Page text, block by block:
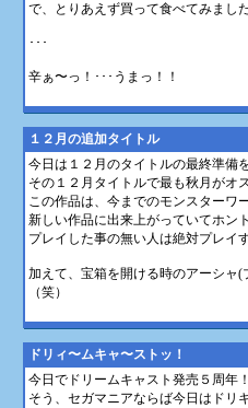
で、とりあえず買って食べてみまし
･･･
辛ぁ〜っ！･･･うまっ！！
１２月の追加タイトル
今日は１２月のタイトルの最終準備
その１２月タイトルで最も秋月がオ
この作品は、今までのモンスターワ
新しい作品に出来上がっていてホン
プレイした事の無い人は絶対プレイ
加えて、宝箱を開ける時のアーシャ
（笑）
ドリィ〜ムキャ〜ストッ！
今日でドリームキャスト発売５周年
そう、セガマニアならば今日はドリ